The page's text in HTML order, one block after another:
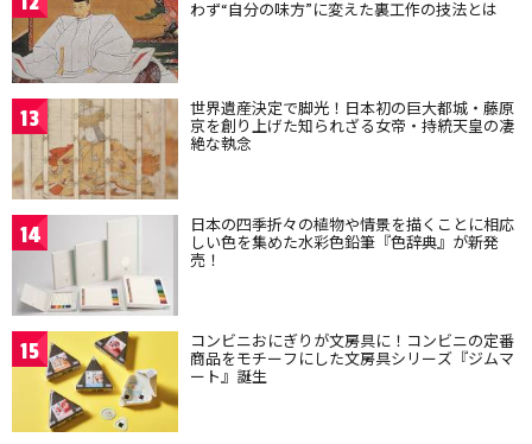
わず“自分の味方”に変えた裏工作の技法とは
13 世界遺産決定で脚光！日本初の巨大都城・藤原
京を創り上げた知られざる女帝・持統天皇の凄
絶な執念
14 日本の四季折々の植物や情景を描くことに相応
しい色を集めた水彩色鉛筆『色辞典』が新発
売！
15 コンビニおにぎりが文房具に！コンビニの定番
商品をモチーフにした文房具シリーズ『ジムマ
ート』誕生